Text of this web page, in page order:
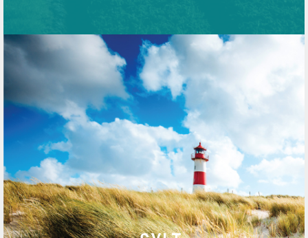
+49 (0)4651 / 88 66 – 08
F
+49 (0)4651 / 88 66 – 98
ANRUF